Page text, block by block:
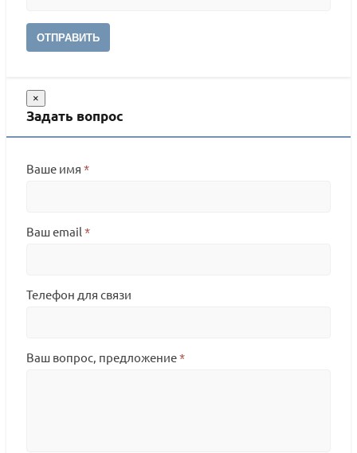
ОТПРАВИТЬ
×
Задать вопрос
Ваше имя *
Ваш email *
Телефон для связи
Ваш вопрос, предложение*